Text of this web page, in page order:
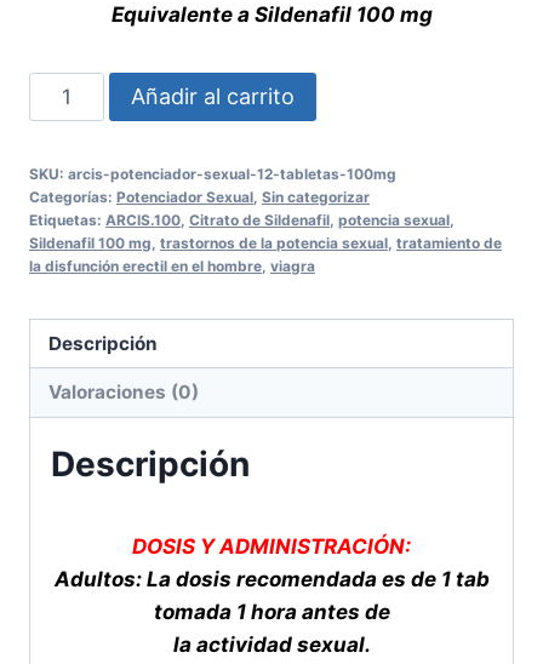
Equivalente a Sildenafil 100 mg
ARCIS
Potenciador
12
TABLETAS
100mg
Añadir al carrito
SKU: arcis-potenciador-sexual-12-tabletas-100mg
Categorías: Potenciador Sexual Sin categorizar
Etiquetas: ARCIS.100 Citrato de Sildenafil potencia sexual
Sildenafil 100 mg trastornos de la potencia sexual tratamiento de
la disfunción erectil en el hombre viagra
Descripción
Valoraciones (0)
Descripción
DOSIS Y ADMINISTRACIÓN:
Adultos: La dosis recomendada es de 1 tab
tomada 1 hora antes de
la actividad sexual.